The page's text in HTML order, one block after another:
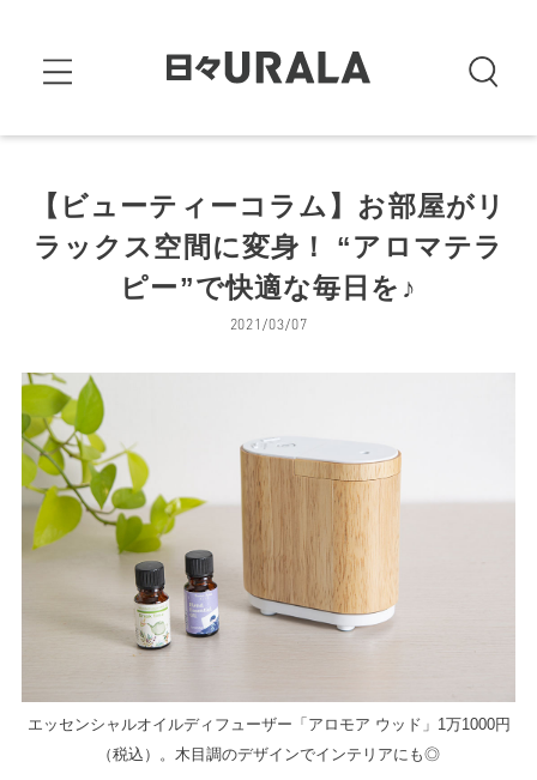
【ビューティーコラム】お部屋がリ
ラックス空間に変身！ “アロマテラ
ピー”で快適な毎日を♪
2021/03/07
エッセンシャルオイルディフューザー「アロモア ウッド」1万1000円
（税込）。木目調のデザインでインテリアにも◎